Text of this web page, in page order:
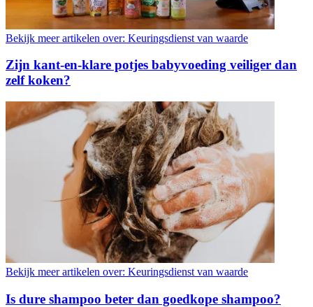
Bekijk meer artikelen over: Keuringsdienst van waarde
Zijn kant-en-klare potjes babyvoeding veiliger dan
zelf koken?
Bekijk meer artikelen over: Keuringsdienst van waarde
Is dure shampoo beter dan goedkope shampoo?